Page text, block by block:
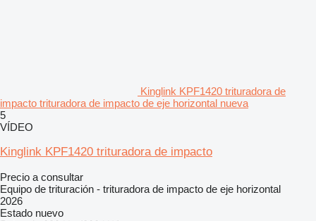
Kinglink KPF1420 trituradora de
impacto trituradora de impacto de eje horizontal nueva
5
VÍDEO
Kinglink KPF1420 trituradora de impacto
Precio a consultar
Equipo de trituración - trituradora de impacto de eje horizontal
2026
Estado nuevo